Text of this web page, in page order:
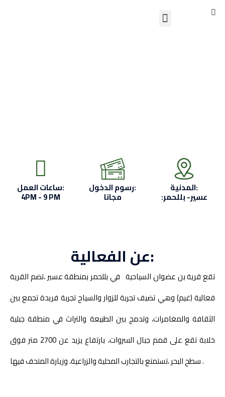
Menu
ساعات العمل:
4PM - 9 PM
رسوم الدخول:
مجانا
المدنية:
:عسير- بللحمر
عن الفعالية:
تقع قرية بن عضوان السياحية في بللحمر بمنطقة عسير ،تضم القرية
فعالية (غيم) وهي تضيف تجربة للزوار والسياح تجربة فريدة تجمع بين
الثقافة والمغامرات، وتدمج بين الطبيعة والتراث في منطقة جبلية
خلابة تقع على قمم جبال السروات، بارتفاع يزيد عن 2700 متر فوق
سطح البحر ،تستمتع بالتجارب المحلية والزراعية، وزيارة المتحف فيها .